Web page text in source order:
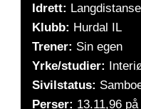
Idrett:
Klubb: Hurdal IL
Trener: Sin egen
Yrke/studier:
Sivilstatus:
Perser: 13.11,96